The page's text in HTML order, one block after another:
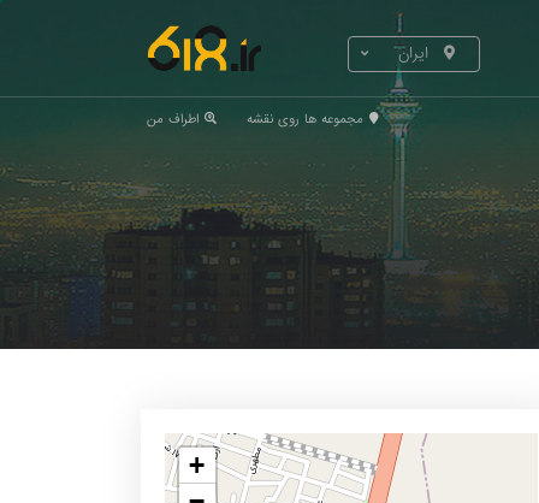
ایران
مجموعه ها روی نقشه اطراف من
+